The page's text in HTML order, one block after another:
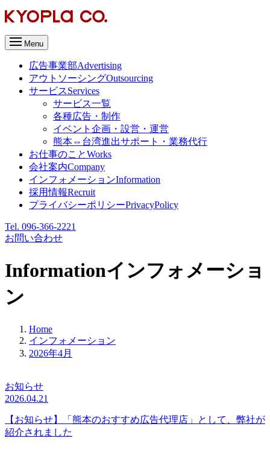
Menu
広告事業部Advertising
アウトソーシングOutsourcing
サービスServices
サービス一覧
各種広告・制作
イベント企画・設営・運営
熊本⇔台湾進出サポート・業務代行
お仕事のことWorks
会社案内Company
インフォメーションInformation
採用情報Recruit
プライバシーポリシーPrivacyPolicy
Tel. 096-366-2221
お問い合わせ
Informationインフォメーショ
ン
Home
インフォメーション
2026年4月
お知らせ
2026.04.21
【お知らせ】「熊本のおすすめ広告代理店」として、弊社が
紹介されました